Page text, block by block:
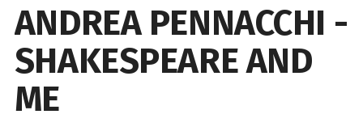
ANDREA PENNACCHI -
SHAKESPEARE AND
ME